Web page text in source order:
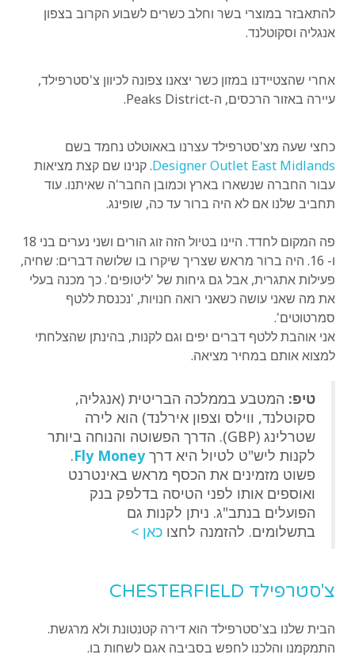
להתאבזר במוצרי בשר וחלב כשרים לשבוע הקרוב בצפון
אנגליה וסקוטלנד.
אחרי שהצטיידנו במזון כשר יצאנו צפונה לכיוון צ'סטרפילד,
עיירה באזור הרכסים, ה-Peaks District.
כחצי שעה מצ'סטרפילד עצרנו באאוטלט נחמד בשם
Designer Outlet East Midlands. קנינו שם קצת מציאות
עבור החברה שנשארו בארץ וכמובן החבר'ה שאיתנו. עוד
תחביב שלנו אם לא היה ברור עד כה, שופינג.
פה המקום לחדד. היינו בטיול הזה זוג הורים ושני נערים בני 18
ו- 16. היה ברור מראש שצריך שיקרו בו שלושה דברים: שחיה,
פעילות אתגרית, אבל גם גיחות של 'ליטופים'. כך מכנה בעלי
את מה שאני עושה כשאני רואה חנויות, 'נכנסת ללטף
סמרטוטים'.
אני אוהבת ללטף דברים יפים וגם לקנות, בהינתן שהצלחתי
למצוא אותם במחיר מציאה.
טיפ: המטבע בממלכה הבריטית (אנגליה,
סקוטלנד, ווילס וצפון אירלנד) הוא לירה
שטרלינג (GBP). הדרך הפשוטה והנוחה ביותר
לקנות ליש"ט לטיול היא דרךFly Money
.
פשוט מזמינים את הכסף מראש באינטרנט
ואוספים אותו לפני הטיסה בדלפק בנק
הפועלים בנתב"ג. ניתן לקנות גם
בתשלומים. להזמנה לחצו כאן >
צ'סטרפילד CHESTERFIELD
הבית שלנו בצ'סטרפילד הוא דירה קטנטונת ולא מרגשת.
התמקמנו והלכנו לחפש בסביבה אגם לשחות בו.